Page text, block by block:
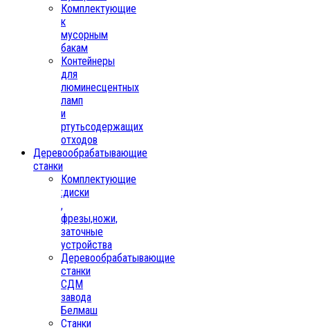
Комплектующие
к
мусорным
бакам
Контейнеры
для
люминесцентных
ламп
и
ртутьсодержащих
отходов
Деревообрабатывающие
станки
Комплектующие
:диски
,
фрезы,ножи,
заточные
устройства
Деревообрабатывающие
станки
СДМ
завода
Белмаш
Станки